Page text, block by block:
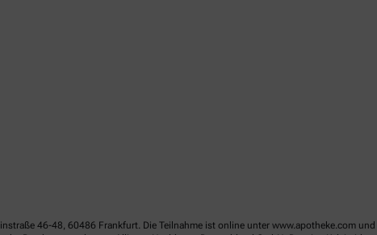
46-48, 60486 Frankfurt. Die Teilnahme ist online unter www.apotheke.com